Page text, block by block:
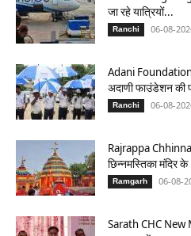
जा रहे यात्रियों...
Ranchi 06-08-
Adani
अदाणी फाउंडेशन की
Ranchi 06-08-
Rajrappa
छिन्नमस्तिका मंदिर
Ramgarh 06-08-
Sarath CHC New